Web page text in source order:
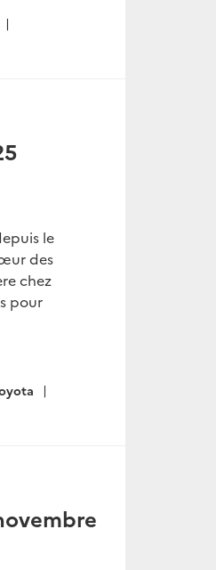
le
des
chez
pour